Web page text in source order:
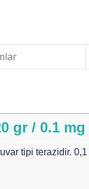
gr / 0.1 mg
tipi terazidir.